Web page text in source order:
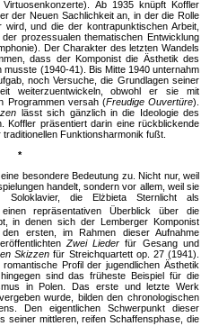
Ab 1935 knüpft Koffler
der Neuen Sachlichkeit an, in der die Rolle
und die der kontrapunktischen Arbeit,
prozessualen thematischen Entwicklung
Der Charakter des letzten Wandels
dass der Komponist die Ästhetik des
(1940-41). Bis Mitte 1940 unternahm
noch Versuche, die Grundlagen seiner
weiterzuentwickeln, obwohl er sie mit
Programmen versah (Freudige Ouvertüre).
lässt sich gänzlich in die Ideologie des
Koffler präsentiert darin eine rückblickende
Funktionsharmonik fußt.
*
besondere Bedeutung zu. Nicht nur, weil
handelt, sondern vor allem, weil sie
die Elżbieta Sternlicht als
repräsentativen Überblick über die
in denen sich der Lemberger Komponist
ersten, im Rahmen dieser Aufnahme
Zwei Lieder für Gesang und
Skizzen für Streichquartett op. 27 (1941).
Profil der jugendlichen Ästhetik
sind das früheste Beispiel für die
in Polen. Das erste und letzte Werk
wurde, bilden den chronologischen
Den eigentlichen Schwerpunkt dieser
seiner mittleren, reifen Schaffensphase, die